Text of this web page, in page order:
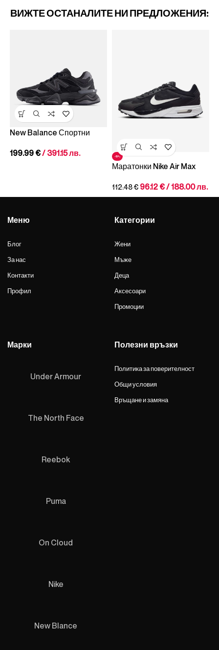
ВИЖТЕ ОСТАНАЛИТЕ НИ ПРЕДЛОЖЕНИЯ:
New Balance Спортни
199.99 €/ 391.15 лв. -15%
Маратонки Nike Air Max
112.48€ 96.12 €/ 188.00 лв.
Меню
Блог
За нас
Контакти
Профил
Категории
Жени
Мъже
Деца
Аксесоари
Промоции
Марки
Under Armour
The North Face
Reebok
Puma
On Cloud
Nike
New Blance
Полезни връзки
Политика за поверителност
Общи условия
Връщане и замяна